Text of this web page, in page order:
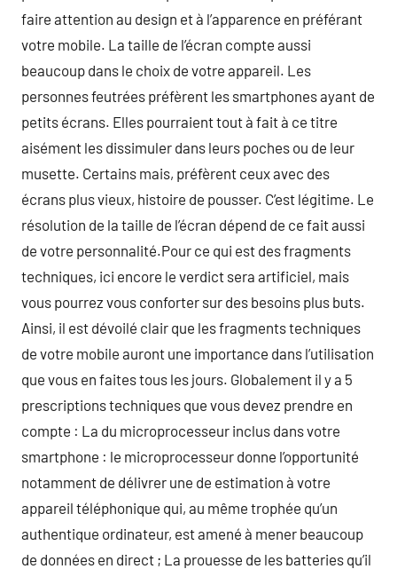
faire attention au design et à l’apparence en préférant
votre mobile. La taille de l’écran compte aussi
beaucoup dans le choix de votre appareil. Les
personnes feutrées préfèrent les smartphones ayant de
petits écrans. Elles pourraient tout à fait à ce titre
aisément les dissimuler dans leurs poches ou de leur
musette. Certains mais, préfèrent ceux avec des
écrans plus vieux, histoire de pousser. C’est légitime. Le
résolution de la taille de l’écran dépend de ce fait aussi
de votre personnalité.Pour ce qui est des fragments
techniques, ici encore le verdict sera artificiel, mais
vous pourrez vous conforter sur des besoins plus buts.
Ainsi, il est dévoilé clair que les fragments techniques
de votre mobile auront une importance dans l’utilisation
que vous en faites tous les jours. Globalement il y a 5
prescriptions techniques que vous devez prendre en
compte : La du microprocesseur inclus dans votre
smartphone : le microprocesseur donne l’opportunité
notamment de délivrer une de estimation à votre
appareil téléphonique qui, au même trophée qu’un
authentique ordinateur, est amené à mener beaucoup
de données en direct ; La prouesse de les batteries qu’il